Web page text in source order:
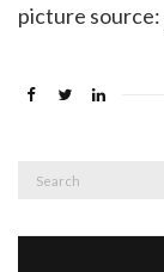
picture source: